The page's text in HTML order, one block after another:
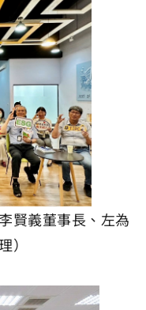
賢義董事長、左為
）